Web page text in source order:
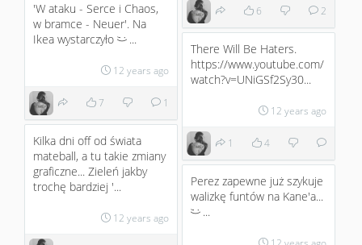
6 2
'W ataku - Serce i Chaos,
w bramce - Neuer'. Na
Ikea wystarczyło ;) ...
12 years ago
7 1
There Will Be Haters.
https://www.youtube.com/
watch?v=UNiGSf2Sy30...
12 years ago
1 4
Kilka dni off od świata
mateball, a tu takie zmiany
graficzne... Zieleń jakby
trochę bardziej '...
12 years ago
Perez zapewne już szykuje
walizkę funtów na Kane'a...
;) ...